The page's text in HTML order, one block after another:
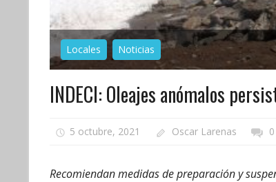
Locales Noticias
INDECI: Oleajes anómalos
5 octubre, 2021 Oscar Larenas 0
Recomiendan medidas de preparación y